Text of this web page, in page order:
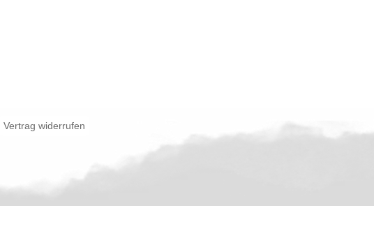
Vertrag widerrufen